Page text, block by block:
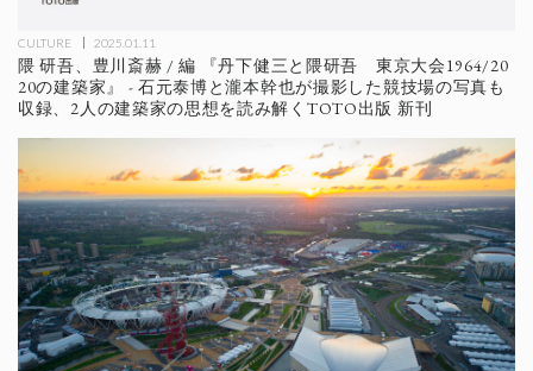
CULTURE 2025.01.11
隈 研吾、豊川斎赫 / 編 『丹下健三と隈研吾 東京大会1964/20
20の建築家』 - 石元泰博と瀧本幹也が撮影した競技場の写真も
収録、2人の建築家の思想を読み解くTOTO出版 新刊